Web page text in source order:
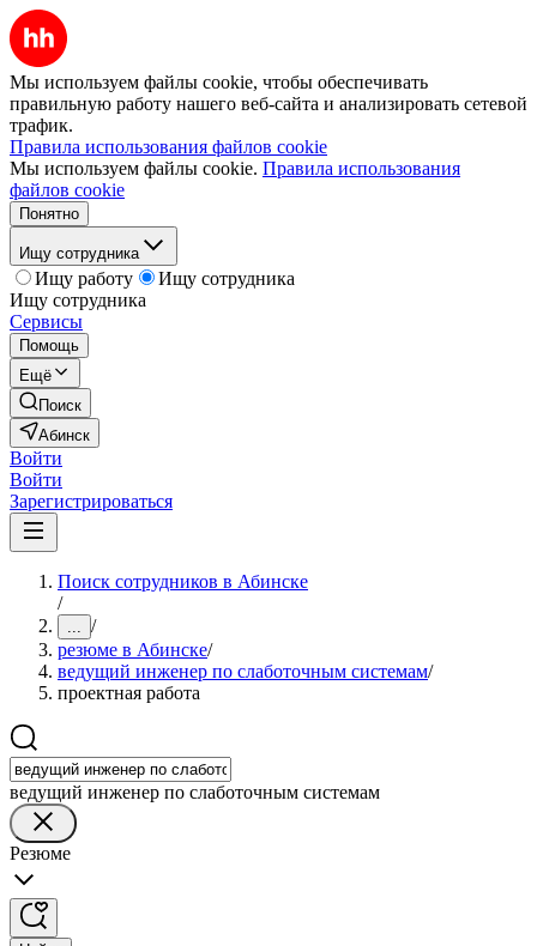
Мы используем файлы cookie, чтобы обеспечивать
правильную работу нашего веб-сайта и анализировать сетевой
трафик.
Правила использования файлов cookie
Мы используем файлы cookie. Правила использования
файлов cookie
Понятно
Ищу сотрудника
Ищу работу
Ищу сотрудника
Ищу сотрудника
Сервисы
Помощь
Ещё
Поиск
Абинск
Войти
Войти
Зарегистрироваться
Поиск сотрудников в Абинске
/
... /
резюме в Абинске/
ведущий инженер по слаботочным системам/
проектная работа
ведущий инженер по слаботочным системам
Резюме